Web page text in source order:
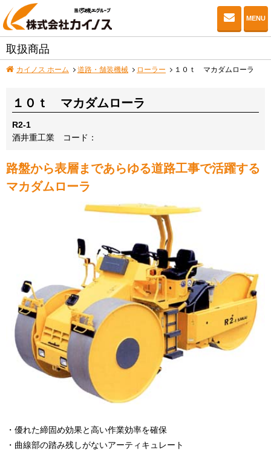
お問
MENU
取扱商品
カイノス ホーム 道路・舗装機械 ローラー １０ｔ マカダムローラ
１０ｔ マカダムローラ
R2-1
酒井重工業
コード：
路盤から表層まであらゆる道路工事で活躍する
マカダムローラ
・優れた締固め効果と高い作業効率を確保
・曲線部の踏み残しがないアーティキュレート